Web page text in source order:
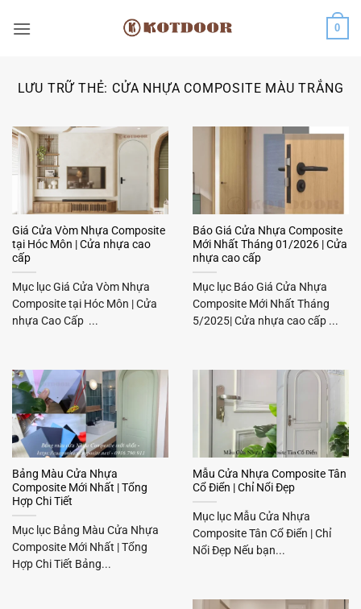
qua
0
LƯU TRỮ THẺ: CỬA NHỰA COMPOSITE MÀU TRẮNG
Giá Cửa Vòm Nhựa Composite
tại Hóc Môn | Cửa nhựa cao
cấp
Mục lục Giá Cửa Vòm Nhựa
Composite tại Hóc Môn | Cửa
nhựa Cao Cấp ...
Báo Giá Cửa Nhựa Composite
Mới Nhất Tháng 01/2026 | Cửa
nhựa cao cấp
Mục lục Báo Giá Cửa Nhựa
Composite Mới Nhất Tháng
5/2025| Cửa nhựa cao cấp ...
Bảng Màu Cửa Nhựa
Composite Mới Nhất | Tổng
Hợp Chi Tiết
Mục lục Bảng Màu Cửa Nhựa
Composite Mới Nhất | Tổng
Hợp Chi Tiết Bảng...
Mẫu Cửa Nhựa Composite Tân
Cổ Điển | Chỉ Nổi Đẹp
Mục lục Mẫu Cửa Nhựa
Composite Tân Cổ Điển | Chỉ
Nổi Đẹp Nếu bạn...